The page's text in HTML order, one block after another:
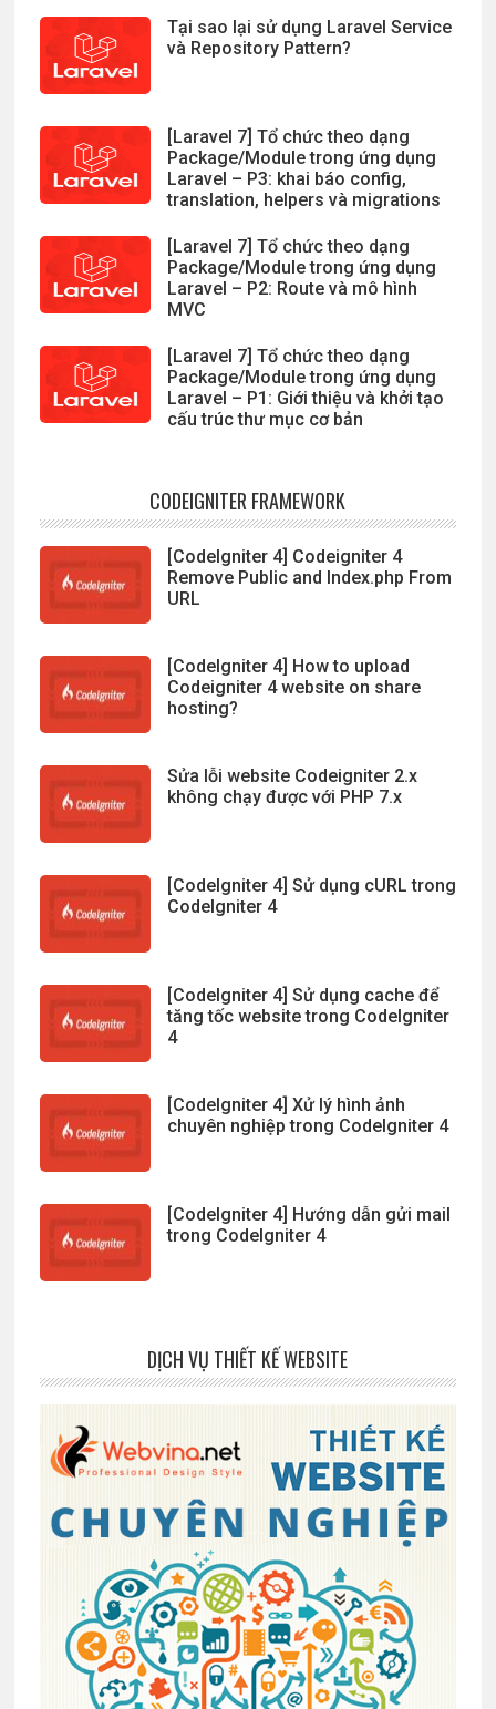
Tại sao lại sử dụng Laravel Service
và Repository Pattern?
[Laravel 7] Tổ chức theo dạng
Package/Module trong ứng dụng
Laravel – P3: khai báo config,
translation, helpers và migrations
[Laravel 7] Tổ chức theo dạng
Package/Module trong ứng dụng
Laravel – P2: Route và mô hình
MVC
[Laravel 7] Tổ chức theo dạng
Package/Module trong ứng dụng
Laravel – P1: Giới thiệu và khởi tạo
cấu trúc thư mục cơ bản
CODEIGNITER FRAMEWORK
[CodeIgniter 4] Codeigniter 4
Remove Public and Index.php From
URL
[CodeIgniter 4] How to upload
Codeigniter 4 website on share
hosting?
Sửa lỗi website Codeigniter 2.x
không chạy được với PHP 7.x
[CodeIgniter 4] Sử dụng cURL trong
CodeIgniter 4
[CodeIgniter 4] Sử dụng cache để
tăng tốc website trong CodeIgniter
4
[CodeIgniter 4] Xử lý hình ảnh
chuyên nghiệp trong CodeIgniter 4
[CodeIgniter 4] Hướng dẫn gửi mail
trong CodeIgniter 4
DỊCH VỤ THIẾT KẾ WEBSITE